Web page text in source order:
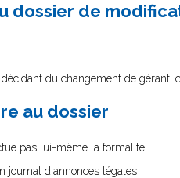
dossier de
du changement de
au dossier
pas lui-même la formalité
journal d'annonces légales